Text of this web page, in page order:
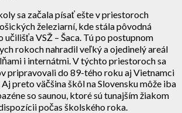
sa začala písať ešte v priestoroch
železiarní, kde stála pôvodná
VSŽ – Šaca. Tú po postupnom
rokoch nahradil veľký a ojedinelý areál
i internátmi. V týchto priestoroch sa
pripravovali do 89-tého roku aj Vietnamci
preto väčšina škôl na Slovensku môže iba
so saunou, ktoré sú tunajším žiakom
počas školského roka.